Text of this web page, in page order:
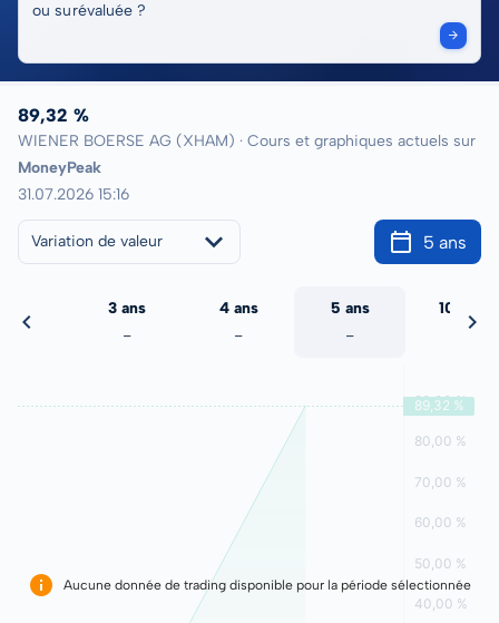
ou surévaluée ?
89,32 %
WIENER BOERSE AG (XHAM) · Cours et graphiques actuels sur
MoneyPeak
31.07.2026 15:16
Variation de valeur 5 ans
3 ans
-
4 ans
-
5 ans
-
10 ans
Aucune donnée de trading disponible pour la période sélectionnée